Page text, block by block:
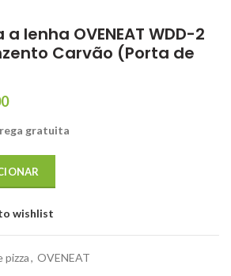
lenha OVENEAT WDD-2
Carvão (Porta de
O
atual
€1.830,00.
gratuita
wishlist
pizza, OVENEAT